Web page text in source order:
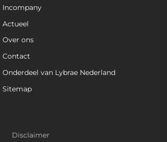
Incompany
Actueel
Over ons
Contact
Onderdeel van Lybrae Nederland
Sitemap
Disclaimer